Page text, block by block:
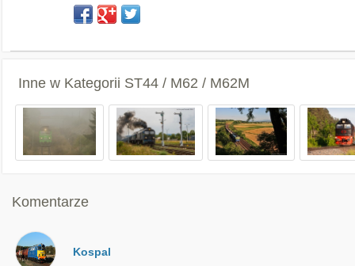
Inne w Kategorii ST44 / M62 / M62M
Komentarze
Kospal